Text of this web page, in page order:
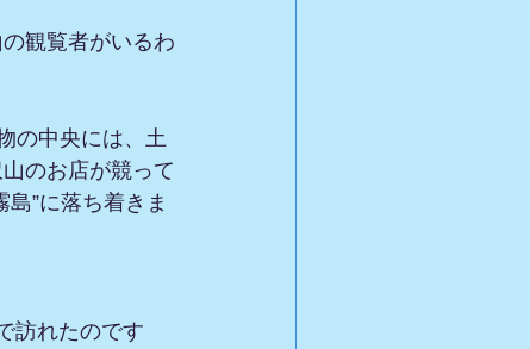
観覧者がいるわ
の中央には、土
のお店が競って
”に落ち着きま
訪れたのです